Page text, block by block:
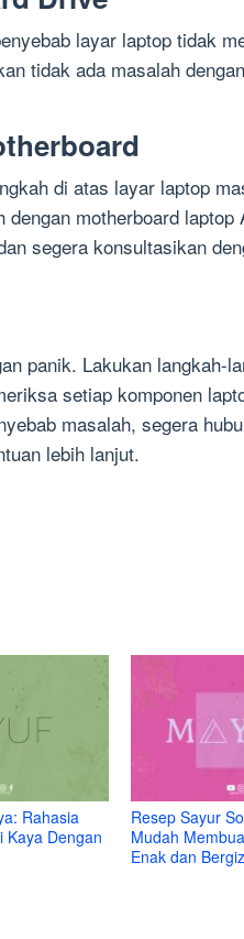
layar laptop tidak
tidak ada masalah
di atas layar laptop
motherboard laptop
segera konsultasikan
panik. Lakukan langkah-
setiap komponen
masalah, segera
lebih lanjut.
Rahasia
Kaya Dengan
Resep Sayur
Mudah
Enak dan